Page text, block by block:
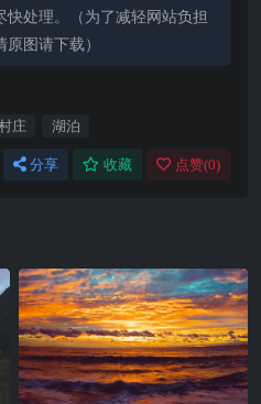
处理。（为了减轻网站负担
图请下载）
庄 湖泊
分享 收藏 点赞(0)